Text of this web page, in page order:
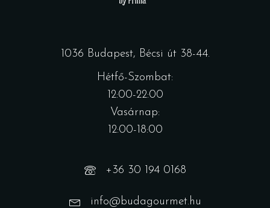
1036 Budapest, Bécsi út 38-44.
Hétfő-Szombat:
12:00-22:00
Vasárnap:
12:00-18:00
+36 30 194 0168
info@budagourmet.hu